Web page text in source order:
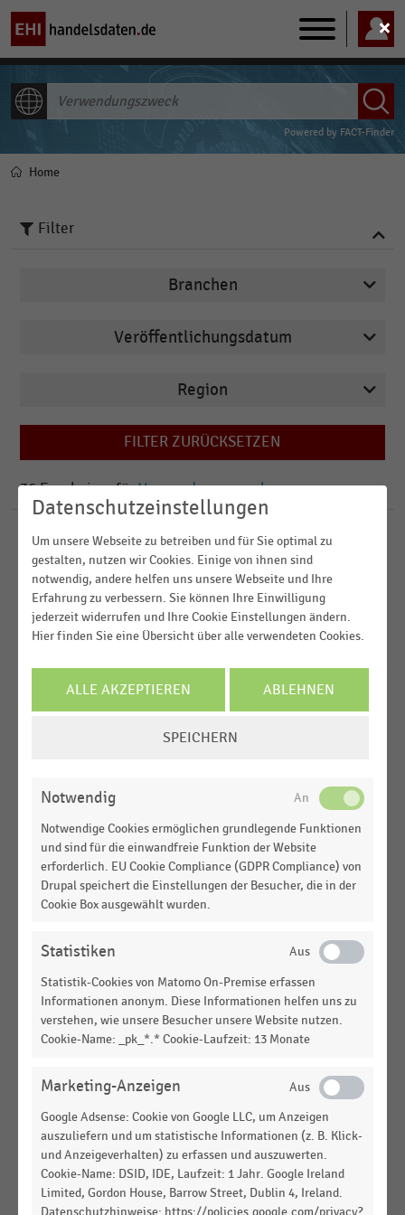
Main
navigation
Powered by FACT-Finder
Pfadnavigation
Home
36Ergebnisse fürVerwendungszweck
GESAMTWIRTSCHAFTLICHE
RAHMENBEDINGUNGEN|
Verbraucherpreisindex in Deutschland nach
Verwendungszwecken (2020-2025)
GESAMTWIRTSCHAFTLICHE
STATISTIK
Verwendungszweck (2010-2025)
GESAMTWIRTSCHAFTLICHE
Deutschland nach Verwendungszwecken (2024-
2025)
GESAMTWIRTSCHAFTLICHE
RAHMENBEDINGUNGEN|
Verbraucherpreisindex in Österreich nach
Verwendungszwecken (2022-2025)
RAHMENBEDINGUNGEN
STATISTIK
Verwendungszwecken (2021-2025)
GESAMTWIRTSCHAFTLICHE
RAHMENBEDINGUNGEN|
Verwendungszwecken (2022-2025)
GESAMTWIRTSCHAFTLICHE
RAHMENBEDINGUNGEN|
Entwicklung des Verbraucherpreisindex in
Österreich nach Verwendungszwecken (2018-
2025)
Filter
Branchen
Deutschsprachiger Einzelhandel
Einkaufsverhalten
Lebensbedingungen
M-Commerce
Veröffentlichungsdatum
2021
MEHR ANZEIGEN
Region
Österreich
Schweiz
D-A-CH-Region
Weltweit
MEHR ANZEIGEN
FILTER ZURÜCKSETZEN
Datenschutzeinstellungen
Um unsere Webseite zu betreiben und für Sie optimal zu
gestalten, nutzen wir Cookies. Einige von ihnen sind
notwendig, andere helfen uns unsere Webseite und Ihre
Erfahrung zu verbessern. Sie können Ihre Einwilligung
jederzeit widerrufen und Ihre Cookie Einstellungen ändern.
Hier finden Sie eine Übersicht über alle verwendeten Cookies.
ALLE AKZEPTIEREN ABLEHNEN
SPEICHERN
Notwendig
Notwendige Cookies ermöglichen grundlegende Funktionen
und sind für die einwandfreie Funktion der Website
erforderlich. EU Cookie Compliance (GDPR Compliance) von
Drupal speichert die Einstellungen der Besucher, die in der
Cookie Box ausgewählt wurden.
Statistiken
Statistik-Cookies von Matomo On-Premise erfassen
Informationen anonym. Diese Informationen helfen uns zu
verstehen, wie unsere Besucher unsere Website nutzen.
Cookie-Name: _pk_*.* Cookie-Laufzeit: 13 Monate
Marketing-Anzeigen
Google Adsense: Cookie von Google LLC, um Anzeigen
auszuliefern und um statistische Informationen (z. B. Klick-
und Anzeigeverhalten) zu erfassen und auszuwerten.
Cookie-Name: DSID, IDE, Laufzeit: 1 Jahr. Google Ireland
Limited, Gordon House, Barrow Street, Dublin 4, Ireland.